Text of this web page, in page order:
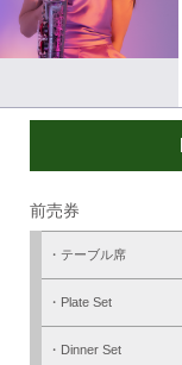
前売券
・テーブル席
・Plate Set
・Dinner Set